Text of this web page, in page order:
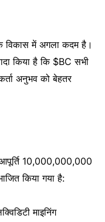
विकास में अगला कदम है।
किया है कि $BC सभी
अनुभव को बेहतर
10,000,000,000
किया गया है:
माइनिंग